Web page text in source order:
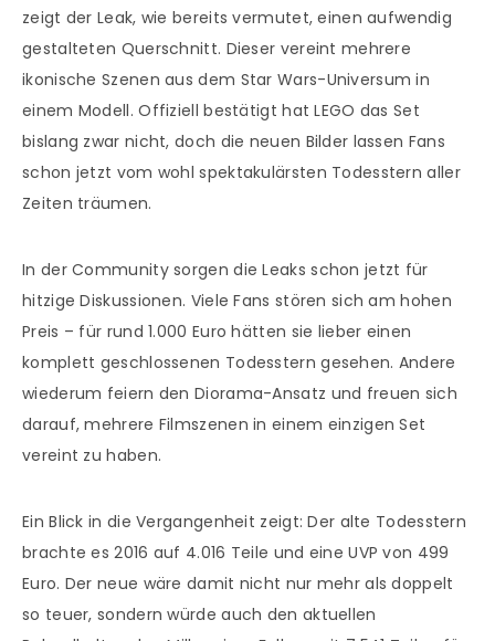
zeigt der Leak, wie bereits vermutet, einen aufwendig
gestalteten Querschnitt. Dieser vereint mehrere
ikonische Szenen aus dem Star Wars-Universum in
einem Modell. Offiziell bestätigt hat LEGO das Set
bislang zwar nicht, doch die neuen Bilder lassen Fans
schon jetzt vom wohl spektakulärsten Todesstern aller
Zeiten träumen.
In der Community sorgen die Leaks schon jetzt für
hitzige Diskussionen. Viele Fans stören sich am hohen
Preis – für rund 1.000 Euro hätten sie lieber einen
komplett geschlossenen Todesstern gesehen. Andere
wiederum feiern den Diorama-Ansatz und freuen sich
darauf, mehrere Filmszenen in einem einzigen Set
vereint zu haben.
Ein Blick in die Vergangenheit zeigt: Der alte Todesstern
brachte es 2016 auf 4.016 Teile und eine UVP von 499
Euro. Der neue wäre damit nicht nur mehr als doppelt
so teuer, sondern würde auch den aktuellen